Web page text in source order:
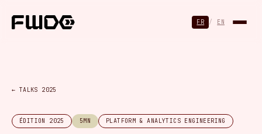
FR / EN
← TALKS 2025
ÉDITION 2025 5MN PLATFORM & ANALYTICS ENGINEERING